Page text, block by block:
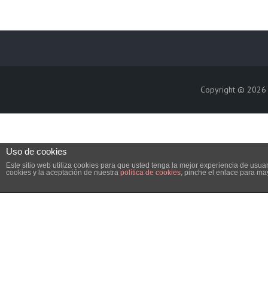
Copyright © 2026
Uso de cookies
Este sitio web utiliza cookies para que usted tenga la mejor experiencia de
cookies y la aceptación de nuestra política de cookies, pinche el enlace para